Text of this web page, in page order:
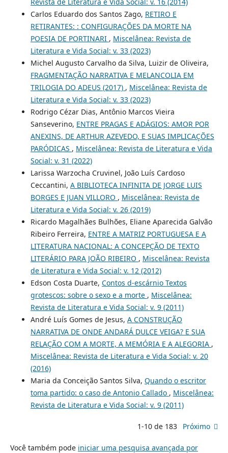
Carlos Eduardo dos Santos Zago, RETIRO E
RETIRANTES: : CONFIGURAÇÕES DA MORTE NA
POESIA DE PORTINARI , Miscelânea: Revista de
Literatura e Vida Social: v. 33 (2023)
Michel Augusto Carvalho da Silva, Luizir de Oliveira,
FRAGMENTAÇÃO NARRATIVA E MELANCOLIA EM
TRILOGIA DO ADEUS (2017) , Miscelânea: Revista de
Literatura e Vida Social: v. 33 (2023)
Rodrigo Cézar Dias, Antônio Marcos Vieira
Sanseverino, ENTRE PRAGAS E ADÁGIOS: AMOR POR
ANEXINS, DE ARTHUR AZEVEDO, E SUAS IMPLICAÇÕES
PARÓDICAS , Miscelânea: Revista de Literatura e Vida
Social: v. 31 (2022)
Larissa Warzocha Cruvinel, João Luís Cardoso
Ceccantini, A BIBLIOTECA INFINITA DE JORGE LUIS
BORGES E JUAN VILLORO , Miscelânea: Revista de
Literatura e Vida Social: v. 26 (2019)
Ricardo Magalhães Bulhões, Eliane Aparecida Galvão
Ribeiro Ferreira, ENTRE A MATRIZ PORTUGUESA E A
LITERATURA NACIONAL: A CONCEPÇÃO DE TEXTO
LITERÁRIO PARA JOÃO RIBEIRO , Miscelânea: Revista
de Literatura e Vida Social: v. 12 (2012)
Edson Costa Duarte, Contos d-escárnio Textos
grotescos: sobre o sexo e a morte , Miscelânea:
Revista de Literatura e Vida Social: v. 9 (2011)
André Luís Gomes de Jesus, A CONSTRUÇÃO
NARRATIVA DE ONDE ANDARÁ DULCE VEIGA? E SUA
RELAÇÃO COM A MORTE, A MEMÓRIA E A ALEGORIA ,
Miscelânea: Revista de Literatura e Vida Social: v. 20
(2016)
Maria da Conceição Santos Silva, Quando o escritor
toma partido: o caso de Antonio Callado , Miscelânea:
Revista de Literatura e Vida Social: v. 9 (2011)
1-10 de 183 Próximo
Você também pode iniciar uma pesquisa avançada por